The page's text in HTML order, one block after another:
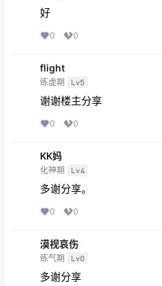
好
0 0
flight
练虚期 Lv5
谢谢楼主分享
0 0
KK妈
化神期 Lv4
多谢分享。
0 0
漠视哀伤
练气期 Lv0
多谢分享